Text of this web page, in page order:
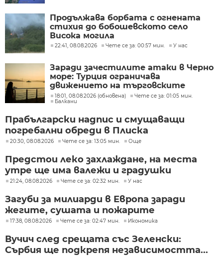
Продължава борбата с огнената
стихия до бобошевското село
Висока могила
22:41, 08.08.2026 Чете се за: 00:57 мин. У нас
Заради зачестилите атаки в Черно
море: Турция ограничава
движението на търговските
кораби
18:01, 08.08.2026 (обновена)
Чете се за: 01:05 мин.
Балкани
Прабългарски надпис и смущаващи
погребални обреди в Плиска
20:30, 08.08.2026 Чете се за: 13:05 мин. Още
Предстои леко захлаждане, на места
утре ще има валежи и градушки
21:24, 08.08.2026 Чете се за: 02:32 мин. У нас
Загуби за милиарди в Европа заради
жегите, сушата и пожарите
17:38, 08.08.2026 Чете се за: 02:47 мин. Икономика
Вучич след срещата със Зеленски:
Сърбия ще подкрепя независимостта...